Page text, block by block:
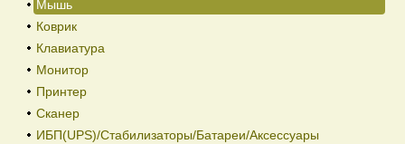
Мышь
Коврик
Клавиатура
Монитор
Принтер
Сканер
ИБП(UPS)/Стабилизаторы/Батареи/Аксессуары